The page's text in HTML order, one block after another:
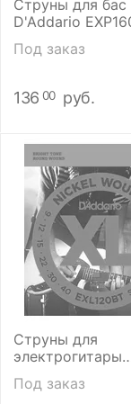
Струны для бас
D'Addario
Под заказ
136 00 руб.
Струны для
электрогитары
D'Addario
Под заказ